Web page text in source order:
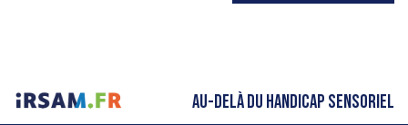
AU-DELÀ DU HANDICAP SENSORIEL